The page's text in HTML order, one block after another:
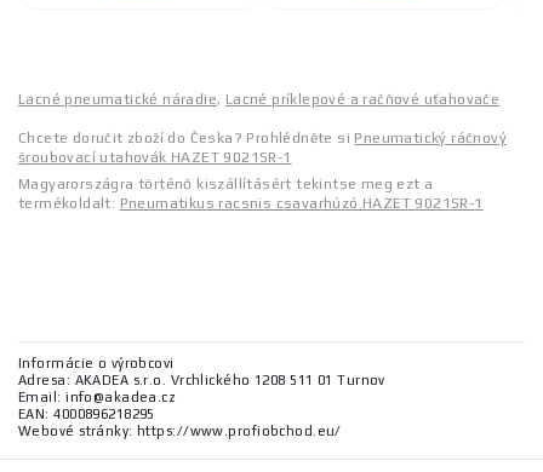
Lacné pneumatické náradie, Lacné príklepové a račňové uťahovače
Chcete doručit zboží do Česka? Prohlédněte si Pneumatický ráčnový
šroubovací utahovák HAZET 9021SR-1
Magyarországra történő kiszállításért tekintse meg ezt a
termékoldalt: Pneumatikus racsnis csavarhúzó HAZET 9021SR-1
Informácie o výrobcovi
Adresa: AKADEA s.r.o. Vrchlického 1208 511 01 Turnov
Email: info@akadea.cz
EAN: 4000896218295
Webové stránky: https://www.profiobchod.eu/